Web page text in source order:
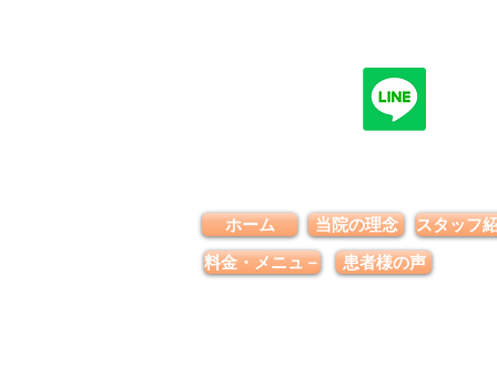
ホーム 当院の理念
スタッフ
料金・メニュ－
患者様の声